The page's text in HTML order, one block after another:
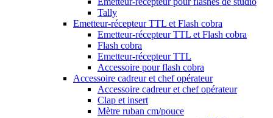
Tally
Emetteur-récepteur TTL et Flash cobra
Emetteur-récepteur TTL et Flash cobra
Flash cobra
Emetteur-récepteur TTL
Accessoire pour flash cobra
Accessoire cadreur et chef opérateur
Accessoire cadreur et chef opérateur
Clap et insert
Mètre ruban cm/pouce